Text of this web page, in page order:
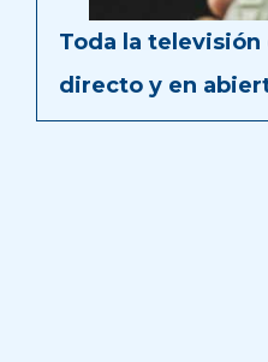
Toda la televisión
directo y en